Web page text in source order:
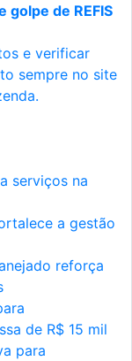
golpe de REFIS
e verificar
sempre no site
serviços na
a gestão
reforça
de R$ 15 mil
para